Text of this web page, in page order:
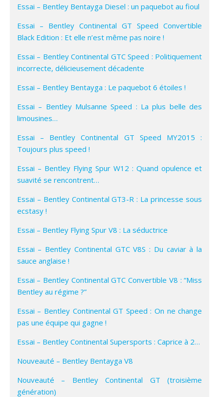
Essai – Bentley Bentayga Diesel : un paquebot au fioul
Essai – Bentley Continental GT Speed Convertible
Black Edition : Et elle n’est même pas noire !
Essai – Bentley Continental GTC Speed : Politiquement
incorrecte, délicieusement décadente
Essai – Bentley Bentayga : Le paquebot 6 étoiles !
Essai – Bentley Mulsanne Speed : La plus belle des
limousines…
Essai – Bentley Continental GT Speed MY2015 :
Toujours plus speed !
Essai – Bentley Flying Spur W12 : Quand opulence et
suavité se rencontrent…
Essai – Bentley Continental GT3-R : La princesse sous
ecstasy !
Essai – Bentley Flying Spur V8 : La séductrice
Essai – Bentley Continental GTC V8S : Du caviar à la
sauce anglaise !
Essai – Bentley Continental GTC Convertible V8 : “Miss
Bentley au régime ?”
Essai – Bentley Continental GT Speed : On ne change
pas une équipe qui gagne !
Essai – Bentley Continental Supersports : Caprice à 2…
Nouveauté – Bentley Bentayga V8
Nouveauté – Bentley Continental GT (troisième
génération)